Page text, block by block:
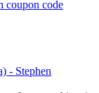
- Stephen